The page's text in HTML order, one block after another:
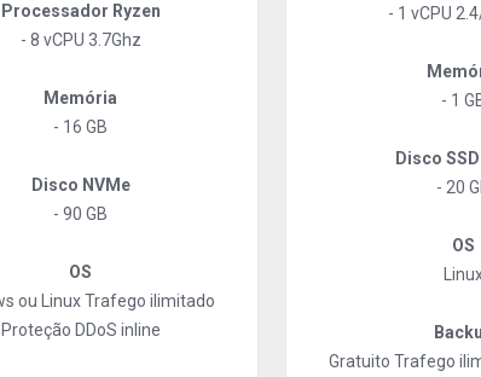
Processador Ryzen
- 8 vCPU 3.7Ghz
Memória
- 16 GB
Disco NVMe
- 90 GB
OS
ou LinuxTrafego ilimitado
Proteção DDoS inline
- 1 vCPU
- 1
Disco
- 20
OS
Gratuito Trafego